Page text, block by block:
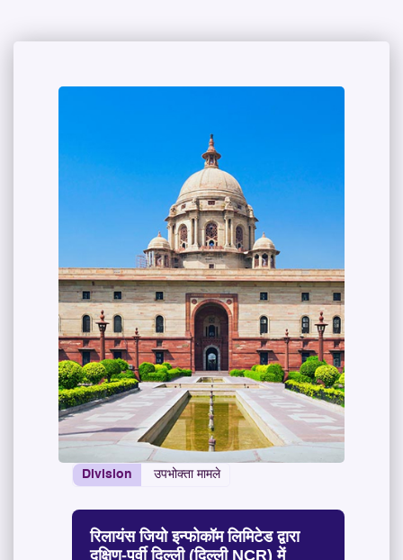
Division उपभोक्ता मामले
रिलायंस जियो इन्फोकॉम लिमिटेड द्वारा
दक्षिण-पूर्वी दिल्ली (दिल्ली NCR) में